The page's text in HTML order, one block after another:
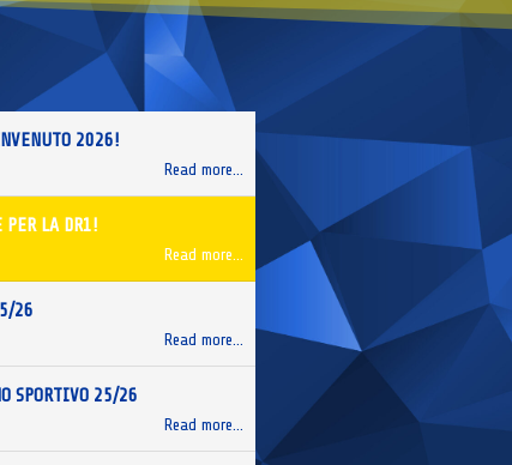
2026!
Read more...
PER LA DR1!
Read more...
26
Read more...
SPORTIVO 25/26
Read more...